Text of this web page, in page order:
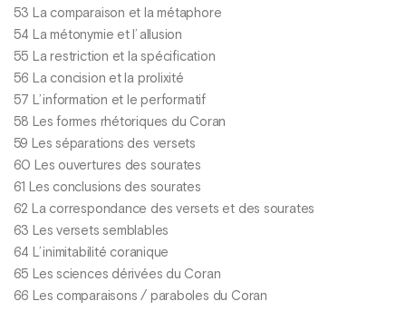
53 La comparaison et la métaphore
54 La métonymie et l’ allusion
55 La restriction et la spécification
56 La concision et la prolixité
57 L’ information et le performatif
58 Les formes rhétoriques du Coran
59 Les séparations des versets
60 Les ouvertures des sourates
61 Les conclusions des sourates
62 La correspondance des versets et des sourates
63 Les versets semblables
64 L’ inimitabilité coranique
65 Les sciences dérivées du Coran
66 Les comparaisons / paraboles du Coran